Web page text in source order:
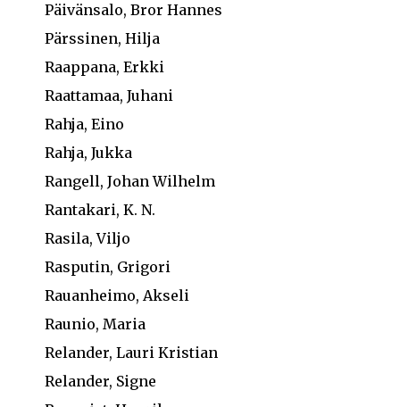
Päivänsalo, Bror Hannes
Pärssinen, Hilja
Raappana, Erkki
Raattamaa, Juhani
Rahja, Eino
Rahja, Jukka
Rangell, Johan Wilhelm
Rantakari, K. N.
Rasila, Viljo
Rasputin, Grigori
Rauanheimo, Akseli
Raunio, Maria
Relander, Lauri Kristian
Relander, Signe